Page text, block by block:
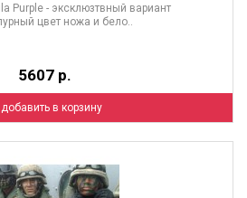
Purple - эксклюзтвный вариант
цвет ножа и бело..
5607 р.
добавить в корзину